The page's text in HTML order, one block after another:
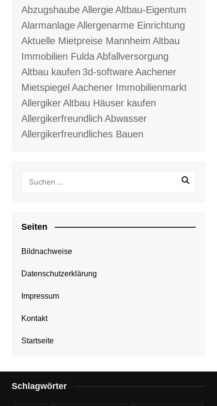
AbzugshaubeAllergieAltbau-Eigentum
AlarmanlageAllergenarme Einrichtung
Aktuelle Mietpreise Mannheim Altbau
Immobilien FuldaAbfallversorgung
Altbau kaufen 3d-softwareAachener
Mietspiegel Aachener Immobilienmarkt
AllergikerAltbau Häuser kaufen
Allergikerfreundlich Abwasser
Allergikerfreundliches Bauen
Seiten
Bildnachweise
Datenschutzerklärung
Impressum
Kontakt
Startseite
Schlagwörter